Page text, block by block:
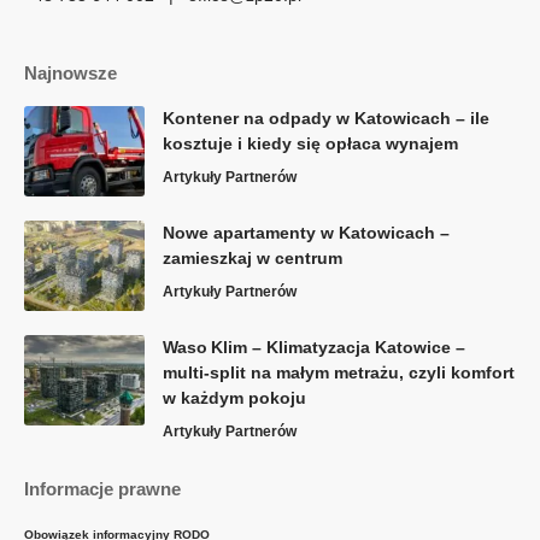
Najnowsze
Kontener na odpady w Katowicach – ile
kosztuje i kiedy się opłaca wynajem
Artykuły Partnerów
Nowe apartamenty w Katowicach –
zamieszkaj w centrum
Artykuły Partnerów
Waso Klim – Klimatyzacja Katowice –
multi-split na małym metrażu, czyli komfort
w każdym pokoju
Artykuły Partnerów
Informacje prawne
Obowiązek informacyjny RODO